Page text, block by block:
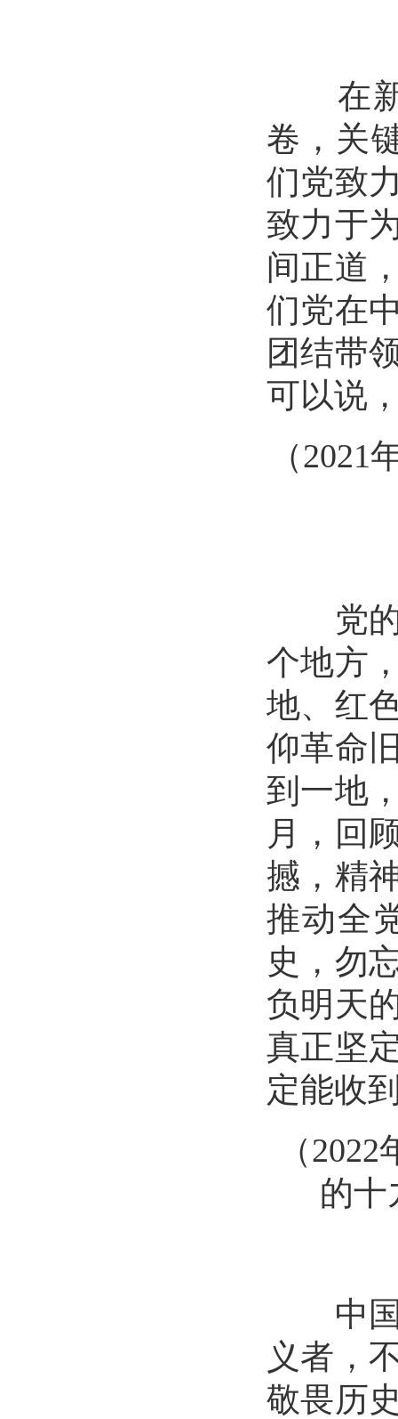
在新
卷，关
们党致
致力于
间正道
们党在
团结带
可以说
（2021
党的
个地方
地、红
仰革命
到一地
月，回
撼，精
推动全
史，勿
负明天
真正坚
定能收
（2022
的十
中国
义者，
敬畏历